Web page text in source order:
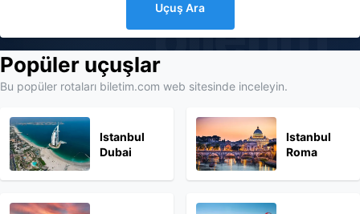
biletim
Uçuş Ara
Popüler uçuşlar
Bu popüler rotaları biletim.com web sitesinde inceleyin.
Istanbul
Dubai
Istanbul
Roma